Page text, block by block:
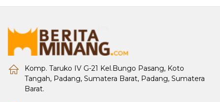
Komp. Taruko IV G-21 Kel.Bungo Pasang, Koto
Tangah, Padang, Sumatera Barat, Padang, Sumatera
Barat.